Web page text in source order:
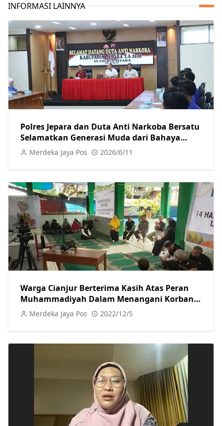
INFORMASI LAINNYA
Polres Jepara dan Duta Anti Narkoba Bersatu
Selamatkan Generasi Muda dari Bahaya
Narkoba
Merdeka Jaya Pos 2026/6/11
Warga Cianjur Berterima Kasih Atas Peran
Muhammadiyah Dalam Menangani Korban
Gempa
Merdeka Jaya Pos 2022/12/5